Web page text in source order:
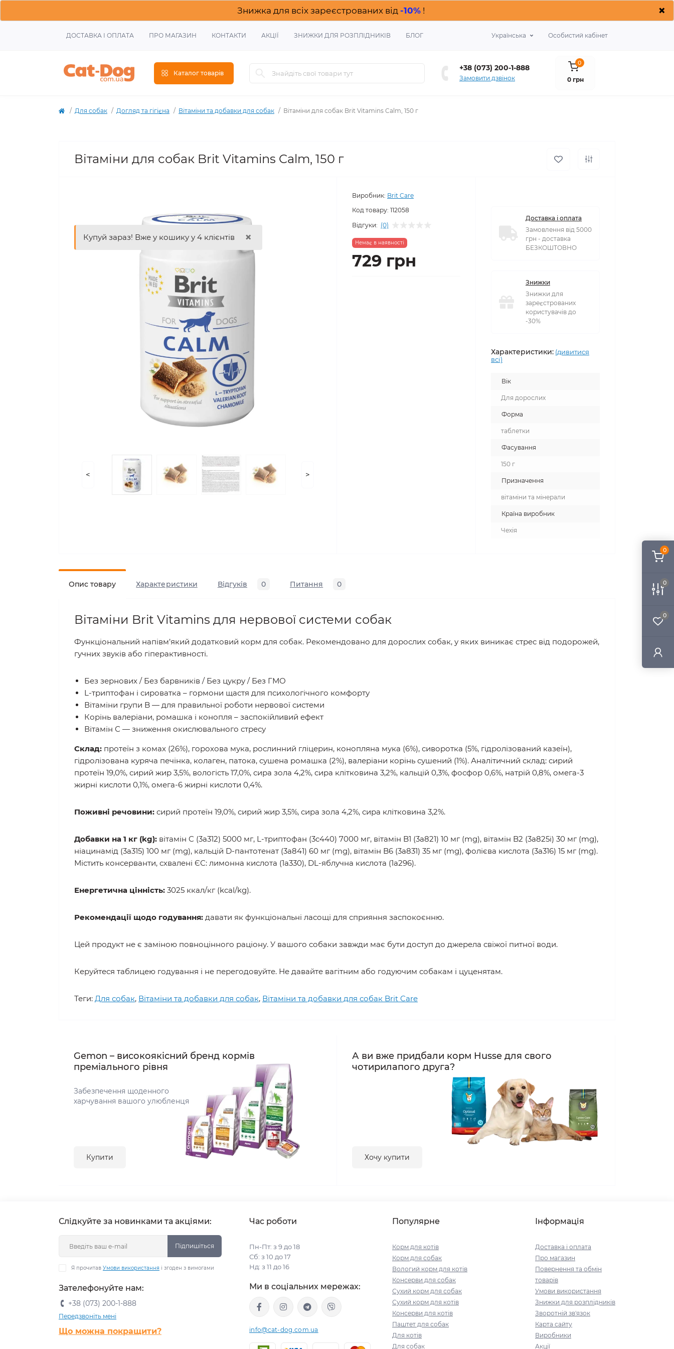
0
0
0
Знижка для всіх зареєстрованих від -10%! ×
ДОСТАВКА І ОПЛАТА ПРО МАГАЗИН КОНТАКТИ АКЦІЇ ЗНИЖКИ ДЛЯ РОЗПЛІДНИКІВ БЛОГ Українська Особистий кабінет
Каталог товарів
+38 (073) 200-1-888
Замовити дзвінок
0
0 грн
Для собак Догляд та гігієна Вітаміни та добавки для собак Вітаміни для собак Brit Vitamins Calm, 150 г
Вітаміни для собак Brit Vitamins Calm, 150 г
Купуй зараз! Вже у кошику у 4 клієнтів ×
< >
Виробник: Brit Care
Код товару: 112058
Відгуки: (0)
Немає в наявності
729 грн
Доставка і оплата
Замовлення від 5000
грн - доставка
БЕЗКОШТОВНО
Знижки
Знижки для
зареєстрованих
користувачів до
-30%
Характеристики: (дивитися
всі)
Вік
Для дорослих
Форма
таблетки
Фасування
150 г
Призначення
вітаміни та мінерали
Країна виробник
Чехія
Опис товару Характеристики Відгуків 0 Питання 0
Вітаміни Brit Vitamins для нервової системи собак
Функціональний напівм’який додатковий корм для собак. Рекомендовано для дорослих собак, у яких виникає стрес від подорожей,
гучних звуків або гіперактивності.
Без зернових / Без барвників / Без цукру / Без ГМО
L-триптофан і сироватка – гормони щастя для психологічного комфорту
Вітаміни групи B — для правильної роботи нервової системи
Корінь валеріани, ромашка і конопля – заспокійливий ефект
Вітамін С — зниження окислювального стресу
Склад: протеїн з комах (26%), горохова мука, рослинний гліцерин, конопляна мука (6%), сиворотка (5%, гідролізований казеїн),
гідролізована куряча печінка, колаген, патока, сушена ромашка (2%), валеріани корінь сушений (1%). Аналітичний склад: сирий
протеїн 19,0%, сирий жир 3,5%, вологість 17,0%, сира зола 4,2%, сира клітковина 3,2%, кальцій 0,3%, фосфор 0,6%, натрій 0,8%, омега-3
жирні кислоти 0,1%, омега-6 жирні кислоти 0,4%.
Поживні речовини: сирий протеїн 19,0%, сирий жир 3,5%, сира зола 4,2%, сира клітковина 3,2%.
Добавки на 1 кг (kg): вітамін C (3a312) 5000 мг, L-триптофан (3c440) 7000 мг, вітамін B1 (3a821) 10 мг (mg), вітамін B2 (3a825i) 30 мг (mg),
ніацинамід (3a315) 100 мг (mg), кальцій D-пантотенат (3a841) 60 мг (mg), вітамін B6 (3a831) 35 мг (mg), фолієва кислота (3a316) 15 мг (mg).
Містить консерванти, схвалені ЄС: лимонна кислота (1a330), DL-яблучна кислота (1a296).
Енергетична цінність: 3025 ккал/кг (kcal/kg).
Рекомендації щодо годування: давати як функціональні ласощі для сприяння заспокоєнню.
Цей продукт не є заміною повноцінного раціону. У вашого собаки завжди має бути доступ до джерела свіжої питної води.
Керуйтеся таблицею годування і не перегодовуйте. Не давайте вагітним або годуючим собакам і цуценятам.
Теги: Для собак, Вітаміни та добавки для собак, Вітаміни та добавки для собак Brit Care
Gemon – високоякісний бренд кормів
преміального рівня
Забезпечення щоденного
харчування вашого улюбленця
Купити
А ви вже придбали корм Husse для свого
чотирилапого друга?
Хочу купити
Слідкуйте за новинками та акціями:
Підпишіться
Я прочитав Умови використання і згоден з вимогами
Зателефонуйте нам:
+38 (073) 200-1-888
Передзвоніть мені
Що можна покращити?
Час роботи
Пн-Пт: з 9 до 18
Сб: з 10 до 17
Нд: з 11 до 16
Ми в соціальних мережах:
info@cat-dog.com.ua
Популярне
Корм для котів
Корм для собак
Вологий корм для котів
Консерви для собак
Сухий корм для собак
Сухий корм для котів
Консерви для котів
Паштет для собак
Для котів
Для собак
Інформація
Доставка і оплата
Про магазин
Повернення та обмін
товарів
Умови використання
Знижки для розплідників
Зворотній зв'язок
Карта сайту
Виробники
Акції